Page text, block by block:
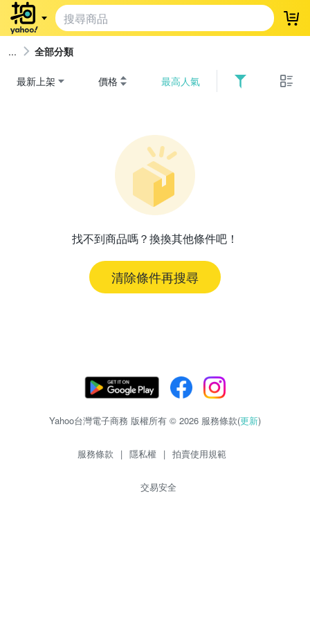
登
全部分類
最新上架 價格 最高人氣
找不到商品嗎？換換其他條件吧！
清除條件再搜尋
Yahoo台灣電子商務 版權所有 © 2026 服務條款(更新)
服務條款 | 隱私權 | 拍賣使用規範
交易安全